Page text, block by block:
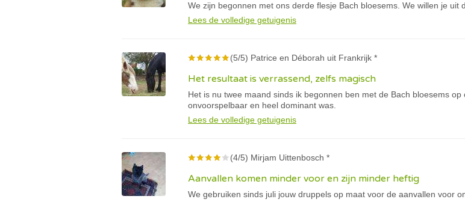
We zijn begonnen met ons derde flesje Bach bloesems. We willen je
Lees de volledige getuigenis
(5/5) Patrice en Déborah uit Frankrijk *
Het resultaat is verrassend, zelfs magisch
Het is nu twee maand sinds ik begonnen ben met de Bach bloesems
onvoorspelbaar en heel dominant was.
Lees de volledige getuigenis
(4/5) Mirjam Uittenbosch *
Aanvallen komen minder voor en zijn minder heftig
We gebruiken sinds juli jouw druppels op maat voor de aanvallen voor